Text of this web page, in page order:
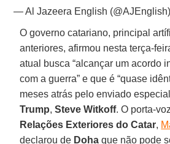
— Al Jazeera English
O governo catariano, principal
anteriores, afirmou nesta terça-
atual busca “alcançar um acordo
com a guerra” e que é “quase
meses atrás pelo enviado
Trump,Steve Witkoff. O porta-
Relações Exteriores do Catar,
declarou de Doha que não pode